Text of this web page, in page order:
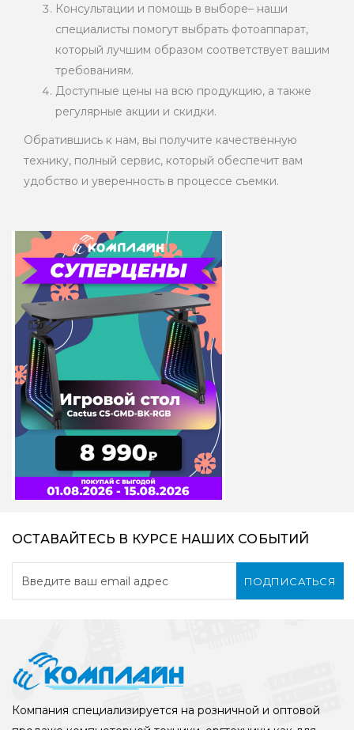
Консультации и помощь в выборе– наши
специалисты помогут выбрать фотоаппарат,
который лучшим образом соответствует вашим
требованиям.
Доступные цены на всю продукцию, а также
регулярные акции и скидки.
Обратившись к нам, вы получите качественную
технику, полный сервис, который обеспечит вам
удобство и уверенность в процессе съемки.
ОСТАВАЙТЕСЬ В КУРСЕ НАШИХ СОБЫТИЙ
ПОДПИСАТЬСЯ
Компания специализируется на розничной и оптовой